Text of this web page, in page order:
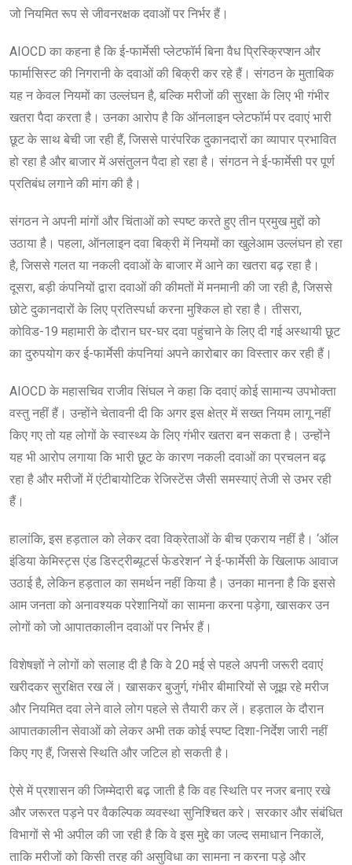
जो नियमित रूप से जीवनरक्षक दवाओं पर निर्भर हैं।
AIOCD का कहना है कि ई-फार्मेसी प्लेटफॉर्म बिना वैध प्रिस्क्रिप्शन और
फार्मासिस्ट की निगरानी के दवाओं की बिक्री कर रहे हैं। संगठन के मुताबिक
यह न केवल नियमों का उल्लंघन है, बल्कि मरीजों की सुरक्षा के लिए भी गंभीर
खतरा पैदा करता है। उनका आरोप है कि ऑनलाइन प्लेटफॉर्म पर दवाएं भारी
छूट के साथ बेची जा रही हैं, जिससे पारंपरिक दुकानदारों का व्यापार प्रभावित
हो रहा है और बाजार में असंतुलन पैदा हो रहा है। संगठन ने ई-फार्मेसी पर पूर्ण
प्रतिबंध लगाने की मांग की है।
संगठन ने अपनी मांगों और चिंताओं को स्पष्ट करते हुए तीन प्रमुख मुद्दों को
उठाया है। पहला, ऑनलाइन दवा बिक्री में नियमों का खुलेआम उल्लंघन हो रहा
है, जिससे गलत या नकली दवाओं के बाजार में आने का खतरा बढ़ रहा है।
दूसरा, बड़ी कंपनियों द्वारा दवाओं की कीमतों में मनमानी की जा रही है, जिससे
छोटे दुकानदारों के लिए प्रतिस्पर्धा करना मुश्किल हो रहा है। तीसरा,
कोविड-19 महामारी के दौरान घर-घर दवा पहुंचाने के लिए दी गई अस्थायी छूट
का दुरुपयोग कर ई-फार्मेसी कंपनियां अपने कारोबार का विस्तार कर रही हैं।
AIOCD के महासचिव राजीव सिंघल ने कहा कि दवाएं कोई सामान्य उपभोक्ता
वस्तु नहीं हैं। उन्होंने चेतावनी दी कि अगर इस क्षेत्र में सख्त नियम लागू नहीं
किए गए तो यह लोगों के स्वास्थ्य के लिए गंभीर खतरा बन सकता है। उन्होंने
यह भी आरोप लगाया कि भारी छूट के कारण नकली दवाओं का प्रचलन बढ़
रहा है और मरीजों में एंटीबायोटिक रेजिस्टेंस जैसी समस्याएं तेजी से उभर रही
हैं।
हालांकि, इस हड़ताल को लेकर दवा विक्रेताओं के बीच एकराय नहीं है। ‘ऑल
इंडिया केमिस्ट्स एंड डिस्ट्रीब्यूटर्स फेडरेशन’ ने ई-फार्मेसी के खिलाफ आवाज
उठाई है, लेकिन हड़ताल का समर्थन नहीं किया है। उनका मानना है कि इससे
आम जनता को अनावश्यक परेशानियों का सामना करना पड़ेगा, खासकर उन
लोगों को जो आपातकालीन दवाओं पर निर्भर हैं।
विशेषज्ञों ने लोगों को सलाह दी है कि वे 20 मई से पहले अपनी जरूरी दवाएं
खरीदकर सुरक्षित रख लें। खासकर बुजुर्ग, गंभीर बीमारियों से जूझ रहे मरीज
और नियमित दवा लेने वाले लोग पहले से तैयारी कर लें। हड़ताल के दौरान
आपातकालीन सेवाओं को लेकर अभी तक कोई स्पष्ट दिशा-निर्देश जारी नहीं
किए गए हैं, जिससे स्थिति और जटिल हो सकती है।
ऐसे में प्रशासन की जिम्मेदारी बढ़ जाती है कि वह स्थिति पर नजर बनाए रखे
और जरूरत पड़ने पर वैकल्पिक व्यवस्था सुनिश्चित करे। सरकार और संबंधित
विभागों से भी अपील की जा रही है कि वे इस मुद्दे का जल्द समाधान निकालें,
ताकि मरीजों को किसी तरह की असुविधा का सामना न करना पड़े और